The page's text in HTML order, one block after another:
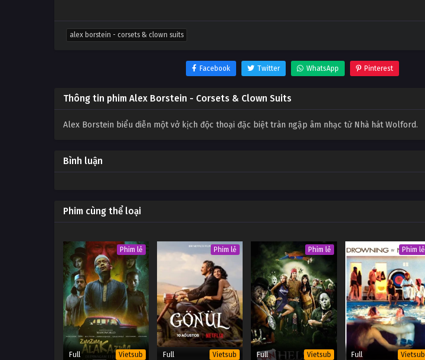
alex borstein - corsets & clown suits
Facebook Twitter WhatsApp Pinterest
Thông tin phim Alex Borstein - Corsets & Clown Suits
Alex Borstein biểu diễn một vở kịch độc thoại đặc biệt tràn ngập âm nhạc từ Nhà hát Wolford.
Bình luận
Phim cùng thể loại
Phim lẻ
Full Vietsub
Phim lẻ
Full Vietsub
Phim lẻ
Full Vietsub
Phim lẻ
Full Vietsub